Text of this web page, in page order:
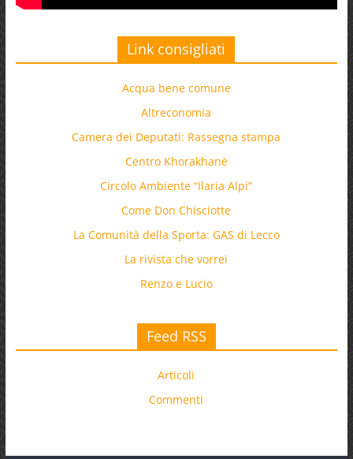
Link consigliati
Acqua bene comune
Altreconomia
Camera dei Deputati: Rassegna stampa
Centro Khorakhanè
Circolo Ambiente “Ilaria Alpi”
Come Don Chisciotte
La Comunità della Sporta: GAS di Lecco
La rivista che vorrei
Renzo e Lucio
Feed RSS
Articoli
Commenti